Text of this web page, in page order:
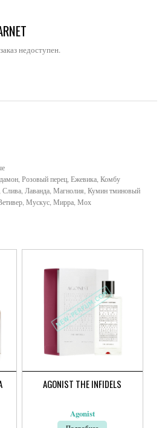
недоступен.
Розовый перец, Ежевика, Комбу
Лаванда, Магнолия, Кумин тминовый
Мускус, Мирра, Мох
AGONIST THE INFIDELS
Agonist